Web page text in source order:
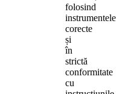
folosind
instrumentele
corecte
și
în
strictă
conformitate
cu